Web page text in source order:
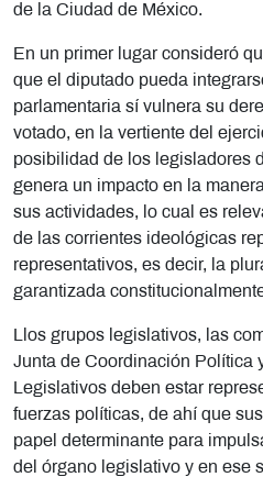
de la Ciudad de México.
En un primer lugar consideró
que el diputado pueda
parlamentaria sí vulnera su
votado, en la vertiente del
posibilidad de los legisladores
genera un impacto en la
sus actividades, lo cual es
de las corrientes ideológicas
representativos, es decir, la
garantizada
Llos grupos legislativos, las
Junta de Coordinación Política
Legislativos deben estar
fuerzas políticas, de ahí que
papel determinante para
del órgano legislativo y en ese